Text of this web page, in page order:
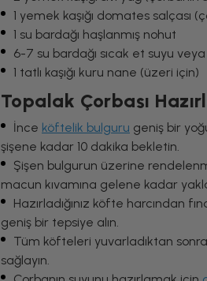
1 yemek kaşığı domates salçası
1 su bardağı haşlanmış nohut
6-7 su bardağı sıcak et suyu veya
1 tatlı kaşığı kuru nane (üzeri için)
Topalak Çorbası
İnce köftelik bulguru geniş bir
şişene kadar 10 dakika bekletin.
Şişen bulgurun üzerine
macun kıvamına gelene kadar
Hazırladığınız köfte harcından
geniş bir tepsiye alın.
Tüm köfteleri yuvarladıktan
sağlayın.